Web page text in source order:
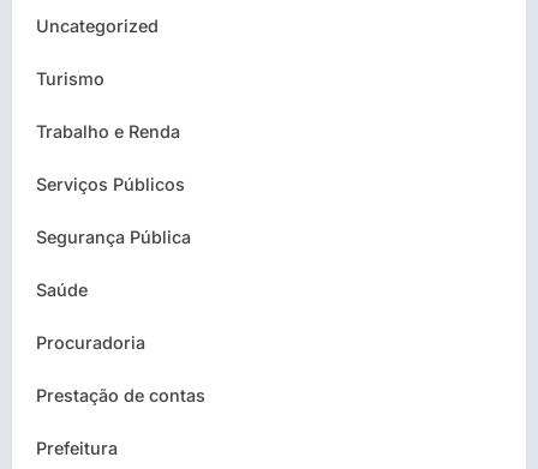
Uncategorized
Turismo
Trabalho e Renda
Serviços Públicos
Segurança Pública
Saúde
Procuradoria
Prestação de contas
Prefeitura